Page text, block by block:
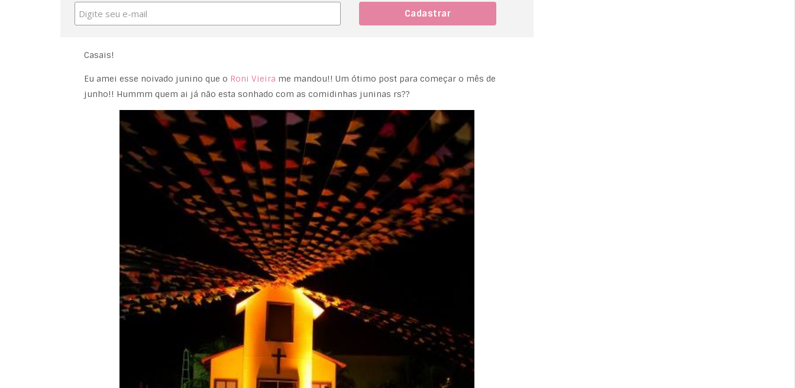
Casais!
Eu amei esse noivado junino que o Roni Vieira me mandou!! Um ótimo post para começar o mês de
junho!! Hummm quem ai já não esta sonhado com as comidinhas juninas rs??